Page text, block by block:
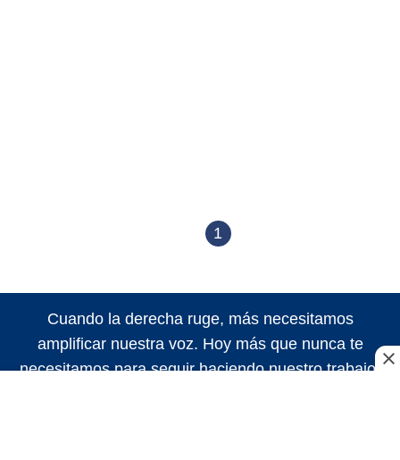
1
Cuando la derecha ruge, más necesitamos
amplificar nuestra voz. Hoy más que nunca te
necesitamos para seguir haciendo nuestro trabajo.